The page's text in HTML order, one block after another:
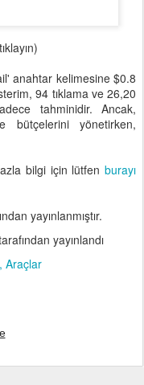
anahtar kelimesine $0.8
94 tıklama ve 26,20
tahminidir. Ancak,
bütçelerini yönetirken,
bilgi için lütfen burayı
yayınlanmıştır.
yayınlandı
Araçlar